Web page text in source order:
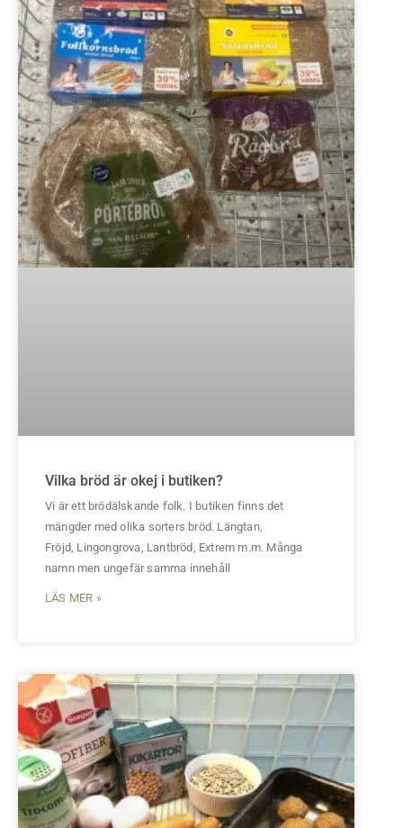
Vilka bröd är okej i butiken?
Vi är ett brödälskande folk. I butiken finns det
mängder med olika sorters bröd. Längtan,
Fröjd, Lingongrova, Lantbröd, Extrem m.m. Många
namn men ungefär samma innehåll
LÄS MER »